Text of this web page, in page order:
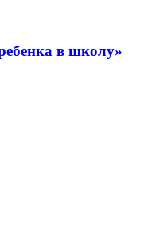
в школу»